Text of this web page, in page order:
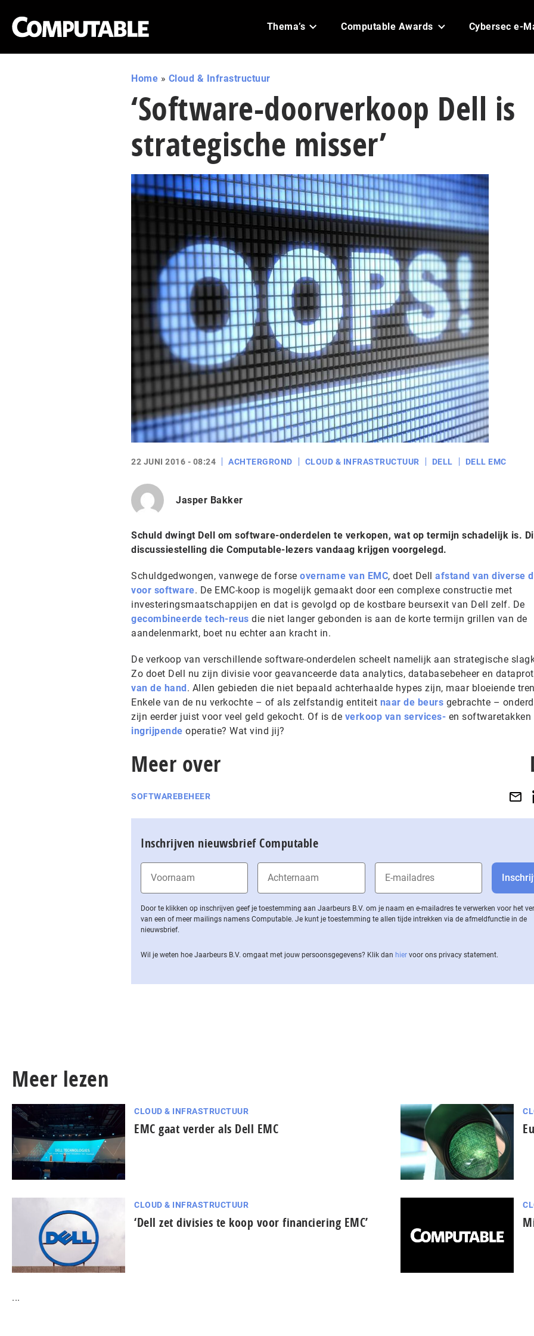
Thema’s Computable Awards Cybersec e-
Home » Cloud & Infrastructuur
‘Software-doorverkoop Dell is
strategische misser’
22 JUNI 2016 - 08:24 ACHTERGROND CLOUD & INFRASTRUCTUUR DELL DELL EMC
Jasper Bakker
Schuld dwingt Dell om software-onderdelen te verkopen, wat op termijn schadelijk is.
discussiestelling die Computable-lezers vandaag krijgen voorgelegd.
Schuldgedwongen, vanwege de forse overname van EMC, doet Dell afstand van diverse
voor software. De EMC-koop is mogelijk gemaakt door een complexe constructie met
investeringsmaatschappijen en dat is gevolgd op de kostbare beursexit van Dell zelf. De
gecombineerde tech-reus die niet langer gebonden is aan de korte termijn grillen van de
aandelenmarkt, boet nu echter aan kracht in.
De verkoop van verschillende software-onderdelen scheelt namelijk aan strategische
Zo doet Dell nu zijn divisie voor geavanceerde data analytics, databasebeheer en
van de hand. Allen gebieden die niet bepaald achterhaalde hypes zijn, maar bloeiende
Enkele van de nu verkochte – of als zelfstandig entiteit naar de beurs gebrachte –
zijn eerder juist voor veel geld gekocht. Of is de verkoop van services- en softwaretakken
ingrijpende operatie? Wat vind jij?
Meer over
SOFTWAREBEHEER
Inschrijven nieuwsbrief Computable
Door te klikken op inschrijven geef je toestemming aan Jaarbeurs B.V. om je naam en e-mailadres te verwerken voor het
van een of meer mailings namens Computable. Je kunt je toestemming te allen tijde intrekken via de af­meld­func­tie in de
nieuwsbrief.
Wil je weten hoe Jaarbeurs B.V. omgaat met jouw per­soons­ge­ge­vens? Klik dan hier voor ons privacy statement.
Meer lezen
CLOUD & INFRASTRUCTUUR
EMC gaat verder als Dell EMC
CLOUD & INFRASTRUCTUUR
‘Dell zet divisies te koop voor financiering EMC’
...